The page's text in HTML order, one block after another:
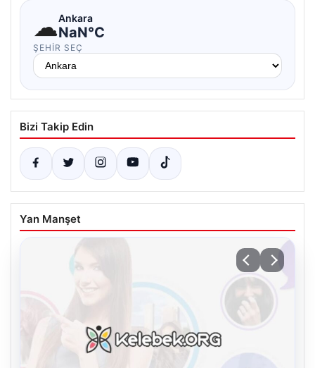
☁Ankara
NaN°C
ŞEHIR SEÇ
Bizi Takip Edin
Yan Manşet